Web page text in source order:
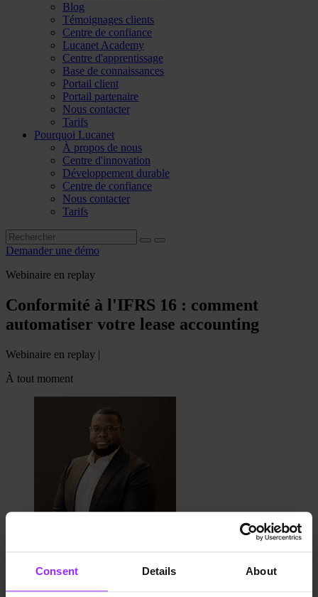
Consent Details About
Blog
Témoignages clients
Centre de confiance
Lucanet Academy
Centre d'apprentissage
Base de connaissances
Portail client
Portail partenaire
Nous contacter
Tarifs
Pourquoi Lucanet
À propos de nous
Centre d'innovation
Développement durable
Centre de confiance
Nous contacter
Tarifs
Demander une démo
Webinaire en replay
Conformité à l'IFRS 16 : comment
automatiser votre lease accounting
Webinaire en replay |
À tout moment